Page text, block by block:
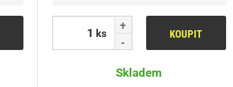
ks KOUPIT
Skladem